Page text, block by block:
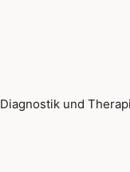
Diagnostik und